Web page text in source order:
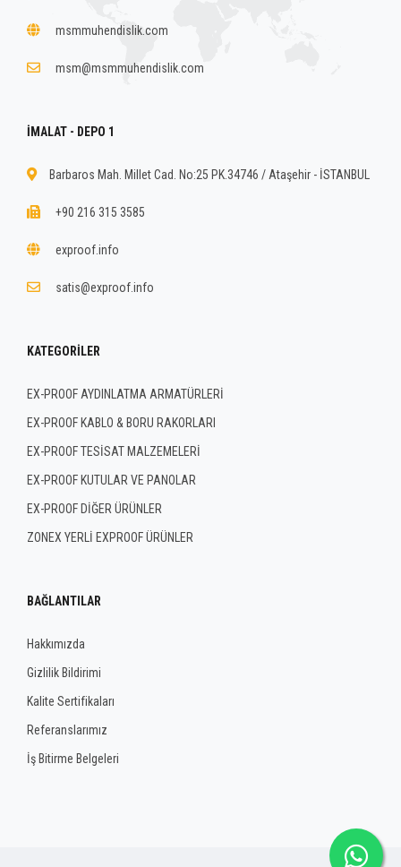
msmmuhendislik.com
msm@msmmuhendislik.com
İMALAT - DEPO 1
Barbaros Mah. Millet Cad. No:25 PK.34746 / Ataşehir - İSTANBUL
+90 216 315 3585
exproof.info
satis@exproof.info
KATEGORILER
EX-PROOF AYDINLATMA ARMATÜRLERİ
EX-PROOF KABLO & BORU RAKORLARI
EX-PROOF TESİSAT MALZEMELERİ
EX-PROOF KUTULAR VE PANOLAR
EX-PROOF DİĞER ÜRÜNLER
ZONEX YERLİ EXPROOF ÜRÜNLER
BAĞLANTILAR
Hakkımızda
Gizlilik Bildirimi
Kalite Sertifikaları
Referanslarımız
İş Bitirme Belgeleri